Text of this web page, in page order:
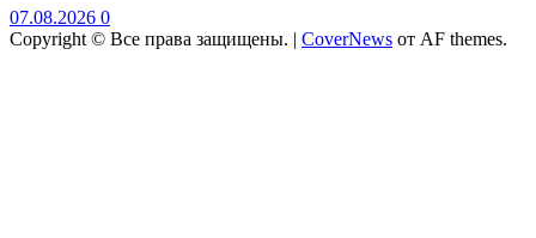
07.08.2026 0
Copyright © Все права защищены. | CoverNews от AF themes.